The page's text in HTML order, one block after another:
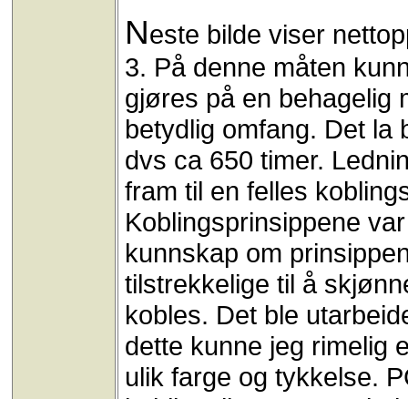
Neste bilde viser
3. På denne måten
gjøres på en behagelig
betydlig omfang. Det la
dvs ca 650 timer.
fram til en felles
Koblingsprinsippene
kunnskap om
tilstrekkelige til å
kobles. Det ble
dette kunne jeg rimelig
ulik farge og tykkelse.